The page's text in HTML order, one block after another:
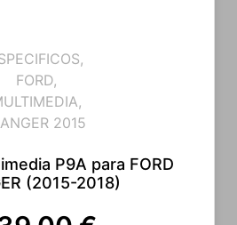
,
FORD,
,
2015
P9A para FORD
(2015-2018)